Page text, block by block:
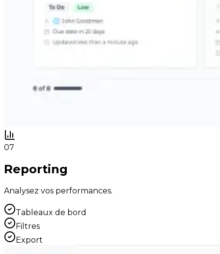
07
Reporting
Analysez vos performances.
Tableaux de bord
Filtres
Export